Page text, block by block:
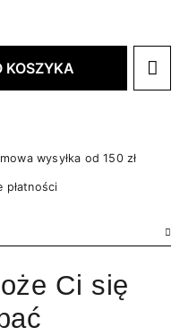
KOSZYKA
wysyłka od 150 zł
płatności
Ci się